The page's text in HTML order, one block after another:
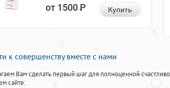
от 1500Р Купить
к совершенству вместе с нами
Вам сделать первый шаг для полноценной
сайте: